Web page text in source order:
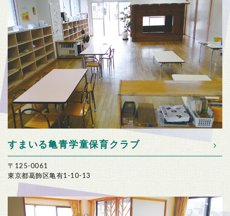
すまいる亀青学童保育クラブ
〒125-0061
東京都葛飾区亀有1-10-13